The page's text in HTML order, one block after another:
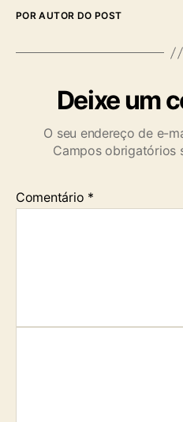
POR AUTOR DO POST
Deixe um
O seu endereço de e-
Campos obrigatórios
Comentário *